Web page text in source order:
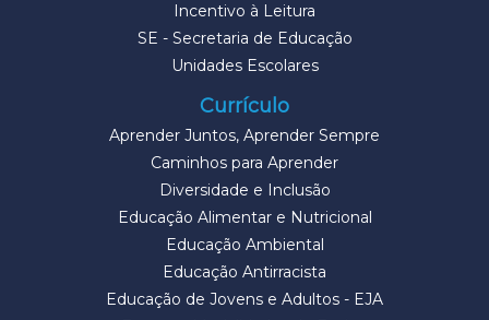
Incentivo à Leitura
SE - Secretaria de Educação
Unidades Escolares
Currículo
Aprender Juntos, Aprender Sempre
Caminhos para Aprender
Diversidade e Inclusão
Educação Alimentar e Nutricional
Educação Ambiental
Educação Antirracista
Educação de Jovens e Adultos - EJA